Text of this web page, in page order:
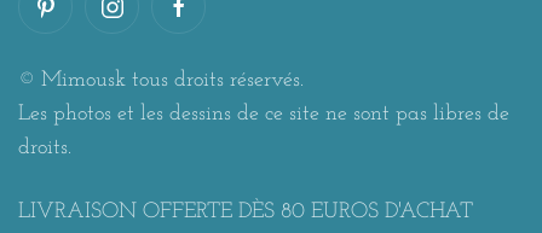
© Mimousk tous droits réservés.
Les photos et les dessins de ce site ne sont pas libres de
droits.
LIVRAISON OFFERTE DÈS 80 EUROS D'ACHAT